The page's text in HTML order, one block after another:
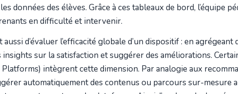
données des élèves. Grâce à ces tableaux de bord, l’équipe
en difficulté et intervenir.
d’évaluer l’efficacité globale d’un dispositif : en agrégeant
sur la satisfaction et suggérer des améliorations.
intègrent cette dimension. Par analogie aux
automatiquement des contenus ou parcours sur-mesure